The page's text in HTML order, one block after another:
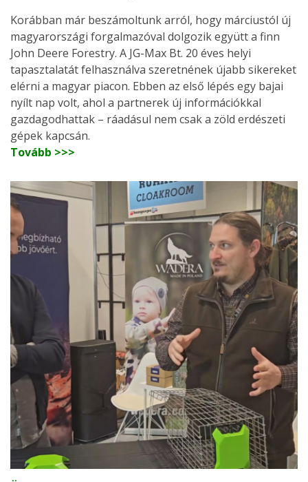
Korábban már beszámoltunk arról, hogy márciustól új
magyarországi forgalmazóval dolgozik együtt a finn
John Deere Forestry. A JG-Max Bt. 20 éves helyi
tapasztalatát felhasználva szeretnének újabb sikereket
elérni a magyar piacon. Ebben az első lépés egy bajai
nyílt nap volt, ahol a partnerek új információkkal
gazdagodhattak – ráadásul nem csak a zöld erdészeti
gépek kapcsán.
Tovább >>>